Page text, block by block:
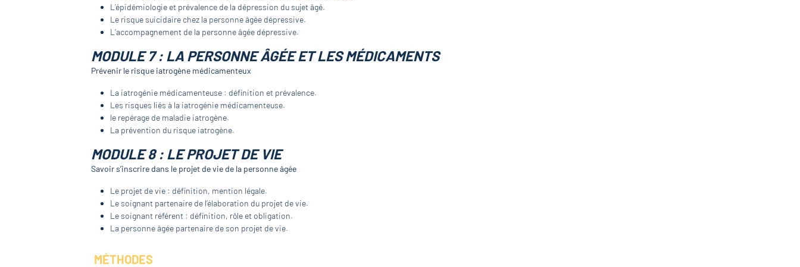
L’épidémiologie et prévalence de la dépression du sujet âgé.
Le risque suicidaire chez la personne âgée dépressive.
L’accompagnement de la personne âgée dépressive.
MODULE 7 : LA PERSONNE ÂGÉE ET LES MÉDICAMENTS
Prévenir le risque iatrogène médicamenteux
La iatrogénie médicamenteuse : définition et prévalence.
Les risques liés à la iatrogénie médicamenteuse.
le repérage de maladie iatrogène.
La prévention du risque iatrogène.
MODULE 8 : LE PROJET DE VIE
Savoir s’inscrire dans le projet de vie de la personne âgée
Le projet de vie : définition, mention légale.
Le soignant partenaire de l’élaboration du projet de vie.
Le soignant référent : définition, rôle et obligation.
La personne âgée partenaire de son projet de vie.
MÉTHODES